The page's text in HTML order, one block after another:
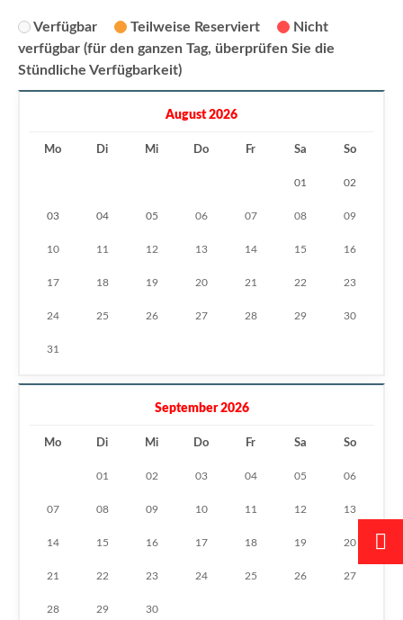
Verfügbar Teilweise Reserviert
Nicht
verfügbar (für den ganzen Tag, überprüfen Sie die
Stündliche Verfügbarkeit)
August 2026
Mo Di Mi Do Fr Sa So
01 02
03 04 05 06 07 08 09
10 11 12 13 14 15 16
17 18 19 20 21 22 23
24 25 26 27 28 29 30
31
September 2026
Mo Di Mi Do Fr Sa So
01 02 03 04 05 06
07 08 09 10 11 12 13
14 15 16 17 18 19 20
21 22 23 24 25 26 27
28 29 30